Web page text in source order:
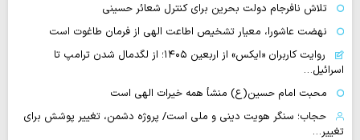
تلاش نافرجام دولت بحرین برای کنترل شعائر حسینی
نهضت عاشورا، معیار تشخیص اطاعت الهی از فرمان طاغوت است
روایت‌ کاربران «ایکس» از اربعین ۱۴۰۵؛ از لگدمال شدن ترامپ تا
اسرائیل…
محبت امام حسین(ع) منشأ همه خیرات الهی است
حجاب؛ سنگر هویت دینی و ملی است/ پروژه دشمن، تغییر پوشش برای
تغییر…